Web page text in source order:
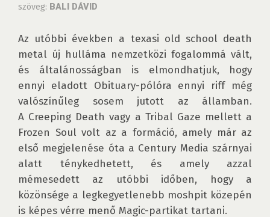
szöveg: BALI DÁVID
Az utóbbi években a texasi old school death
metal új hulláma nemzetközi fogalommá vált,
és általánosságban is elmondhatjuk, hogy
ennyi eladott Obituary-pólóra ennyi riff még
valószínűleg sosem jutott az államban.
A Creeping Death vagy a Tribal Gaze mellett a
Frozen Soul volt az a formáció, amely már az
első megjelenése óta a Century Media szárnyai
alatt ténykedhetett, és amely azzal
mémesedett az utóbbi időben, hogy a
közönsége a legkegyetlenebb moshpit közepén
is képes vérre menő Magic-partikat tartani.